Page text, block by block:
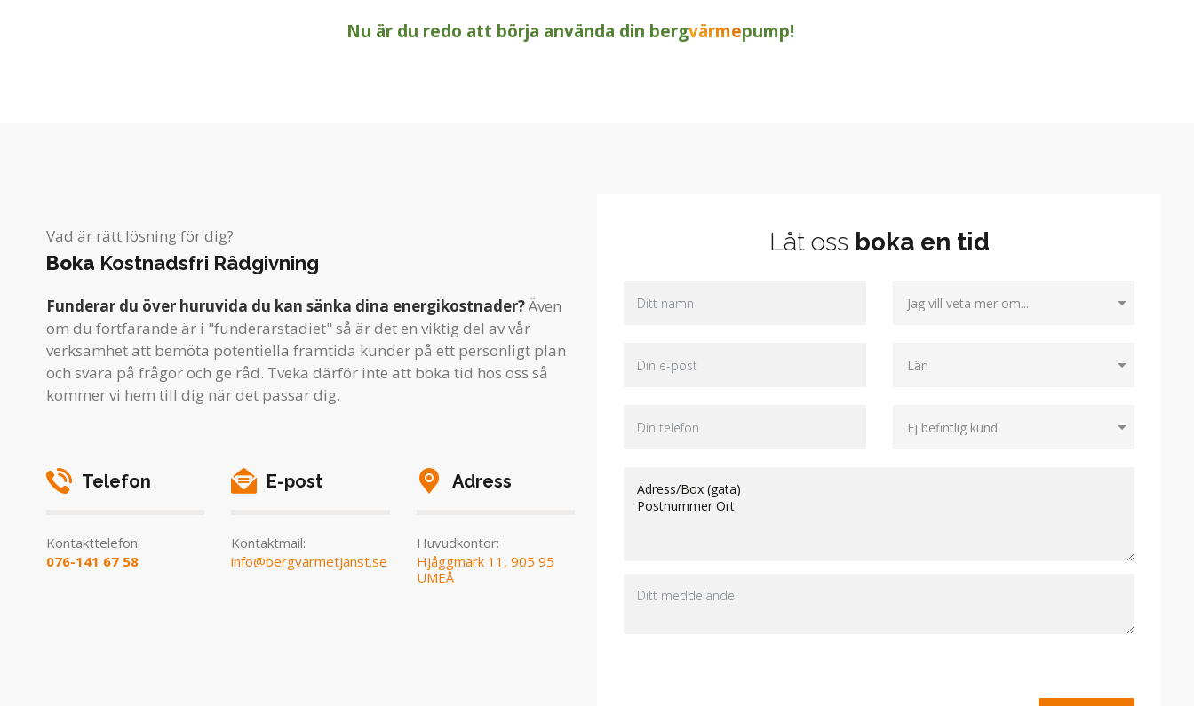
Nu är du redo att börja använda din bergvärmepump!
Vad är rätt lösning för dig?
Boka Kostnadsfri Rådgivning
Funderar du över huruvida du kan sänka dina energikostnader?Även
om du fortfarande är i "funderarstadiet" så är det en viktig del av vår
verksamhet att bemöta potentiella framtida kunder på ett personligt plan
och svara på frågor och ge råd. Tveka därför inte att boka tid hos oss så
kommer vi hem till dig när det passar dig.
Telefon
Kontakttelefon:
076-141 67 58
E-post
Kontaktmail:
info@bergvarmetjanst.se
Adress
Huvudkontor:
Hjåggmark 11, 905 95
UMEÅ
Låt oss boka en tid